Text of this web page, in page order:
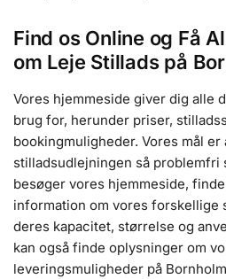
Find os Online og Få
om Leje Stillads på
Vores hjemmeside giver dig alle
brug for, herunder priser,
bookingmuligheder. Vores mål er
stilladsudlejningen så problemfri
besøger vores hjemmeside,
information om vores forskellige
deres kapacitet, størrelse og
kan også finde oplysninger om
leveringsmuligheder på